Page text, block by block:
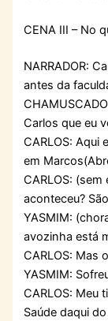
CENA III – No
NARRADOR:
antes da
Carlos que eu
CARLOS: Aqui
em
CARLOS:
aconteceu?
YASMIM:
avozinha está
CARLOS: Mas
YASMIM:
CARLOS: Meu
Saúde daqui